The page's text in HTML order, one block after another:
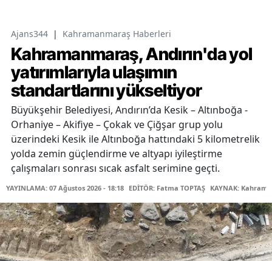
Ajans344 | Kahramanmaraş Haberleri
Kahramanmaraş, Andırın'da yol
yatırımlarıyla ulaşımın
standartlarını yükseltiyor
Büyükşehir Belediyesi, Andırın’da Kesik – Altınboğa -
Orhaniye – Akifiye – Çokak ve Çiğşar grup yolu
üzerindeki Kesik ile Altınboğa hattındaki 5 kilometrelik
yolda zemin güçlendirme ve altyapı iyileştirme
çalışmaları sonrası sıcak asfalt serimine geçti.
YAYINLAMA: 07 Ağustos 2026 - 18:18 EDİTÖR: Fatma TOPTAŞ KAYNAK: